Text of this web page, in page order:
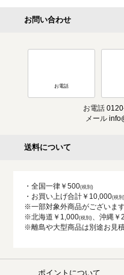
お問い合わせ
お電話
お電話
メール
送料について
・全国一律￥500
・お買い上げ合計￥10,000
※一部対象外商品がございます
※北海道￥1,000
、沖縄￥
※離島や大型商品は別途お見積
ポイントについて